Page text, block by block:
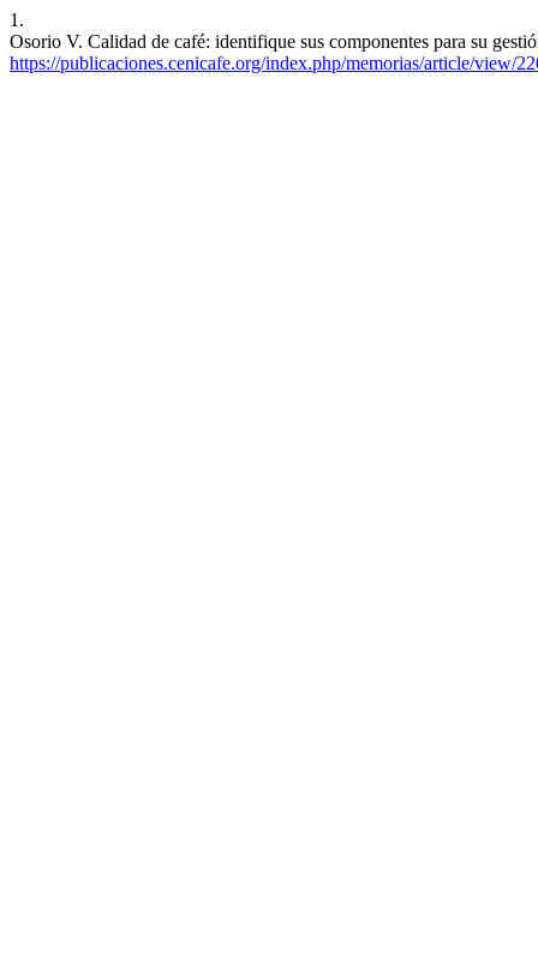
1.
Osorio V. Calidad de café: identifique sus componentes para su
https://publicaciones.cenicafe.org/index.php/memorias/article/view/